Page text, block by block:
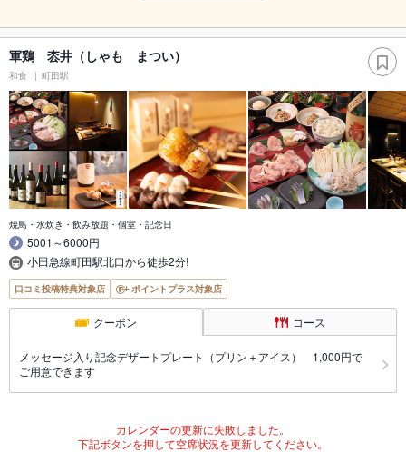
軍鶏 枩井（しゃも まつい）
和食 町田駅
焼鳥・水炊き・飲み放題・個室・記念日
5001～6000円
小田急線町田駅北口から徒歩2分!
口コミ投稿特典対象店 ポイントプラス対象店
クーポン コース
メッセージ入り記念デザートプレート（プリン＋アイス） 1,000円で
ご用意できます
カレンダーの更新に失敗しました。
下記ボタンを押して空席状況を更新してください。